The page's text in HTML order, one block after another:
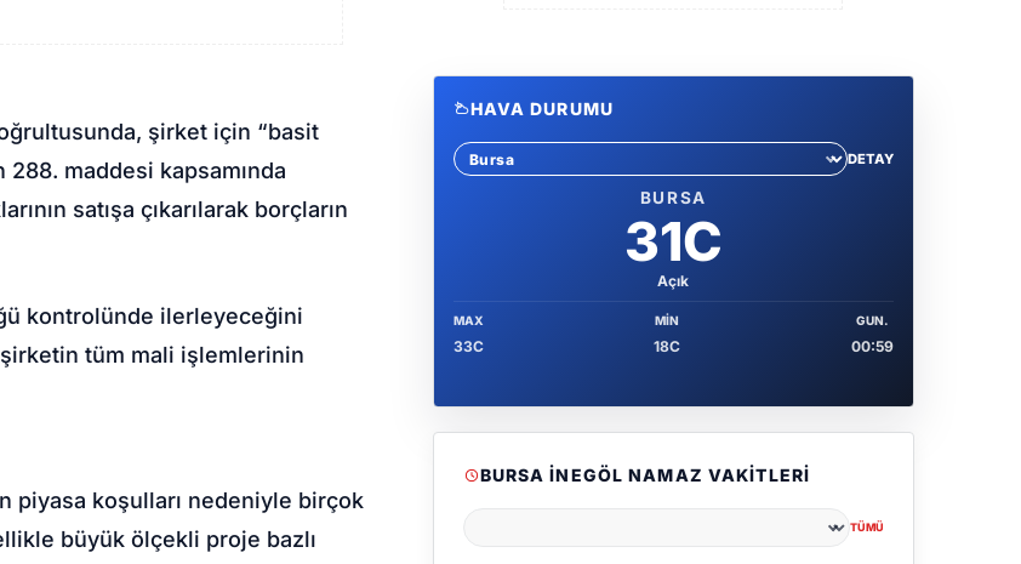
şirket için “basit
288. maddesi kapsamında
satışa çıkarılarak borçların
kontrolünde ilerleyeceğini
tüm mali işlemlerinin
piyasa koşulları nedeniyle birçok
büyük ölçekli proje bazlı
HAVA DURUMU
Sehir sec
DETAY
BURSA
31C
Açık
MAX
33C
MIN
18C
GUN.
00:59
BURSA İNEGÖL NAMAZ VAKITLERI
TÜMÜ